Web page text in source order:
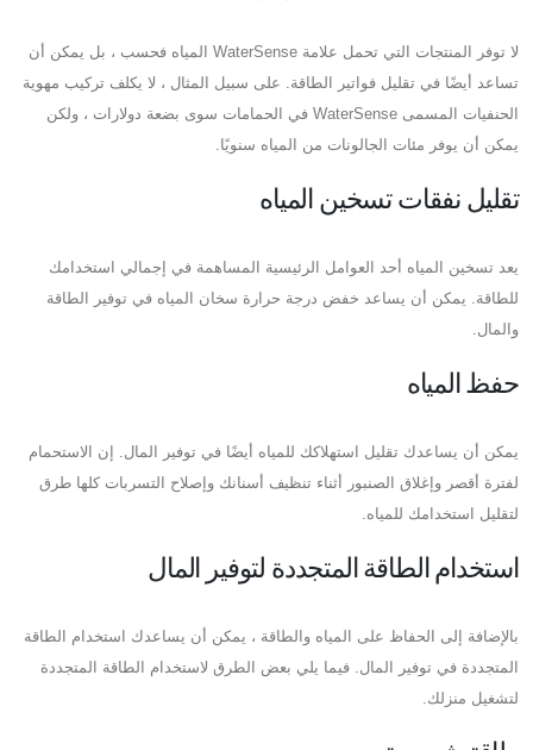
لا توفر المنتجات التي تحمل علامة WaterSense المياه فحسب ، بل يمكن أن
تساعد أيضًا في تقليل فواتير الطاقة. على سبيل المثال ، لا يكلف تركيب مهوية
الحنفيات المسمى WaterSense في الحمامات سوى بضعة دولارات ، ولكن
يمكن أن يوفر مئات الجالونات من المياه سنويًا.
تقليل نفقات تسخين المياه
يعد تسخين المياه أحد العوامل الرئيسية المساهمة في إجمالي استخدامك
للطاقة. يمكن أن يساعد خفض درجة حرارة سخان المياه في توفير الطاقة
والمال.
حفظ المياه
يمكن أن يساعدك تقليل استهلاكك للمياه أيضًا في توفير المال. إن الاستحمام
لفترة أقصر وإغلاق الصنبور أثناء تنظيف أسنانك وإصلاح التسربات كلها طرق
لتقليل استخدامك للمياه.
استخدام الطاقة المتجددة لتوفير المال
بالإضافة إلى الحفاظ على المياه والطاقة ، يمكن أن يساعدك استخدام الطاقة
المتجددة في توفير المال. فيما يلي بعض الطرق لاستخدام الطاقة المتجددة
لتشغيل منزلك.